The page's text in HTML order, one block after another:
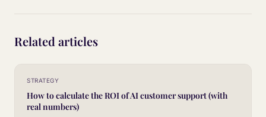
Related articles
STRATEGY
How to calculate the ROI of AI customer support (with
real numbers)